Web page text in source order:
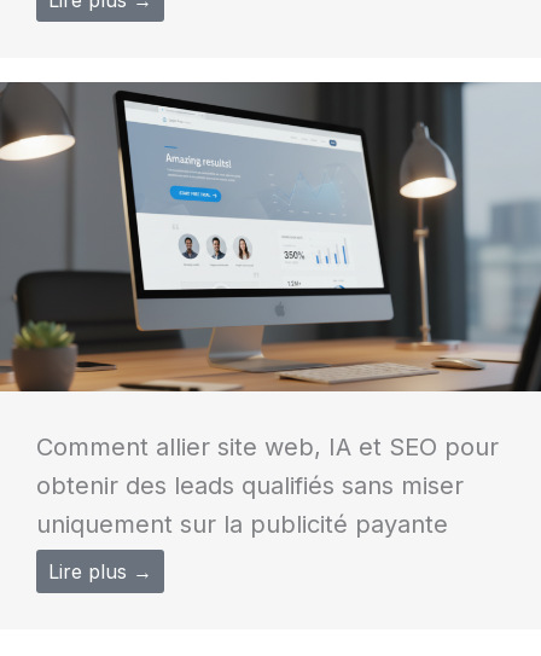
Comment allier site web, IA et SEO pour
obtenir des leads qualifiés sans miser
uniquement sur la publicité payante
Lire plus →